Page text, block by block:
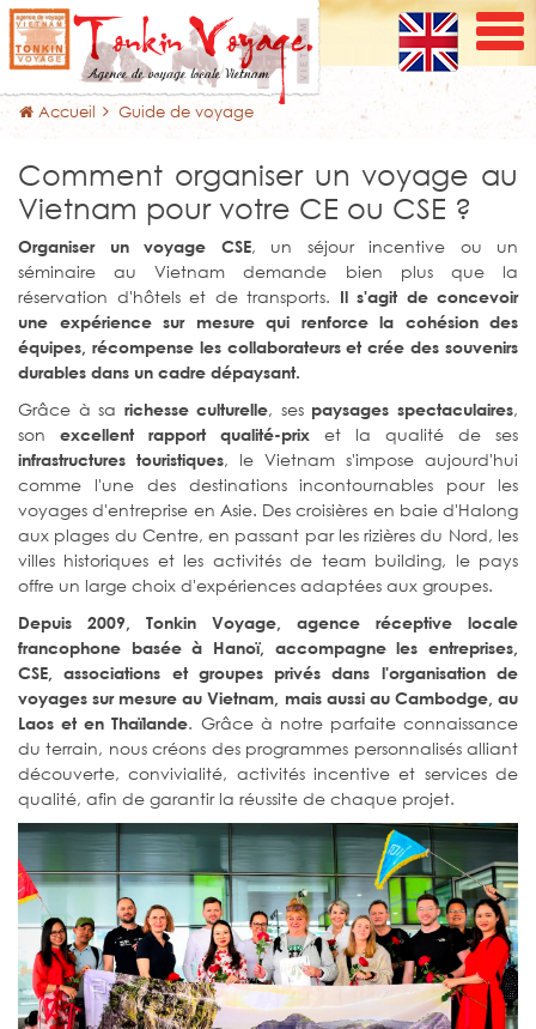
Accueil Guide de voyage
Comment organiser un voyage au
Vietnam pour votre CE ou CSE ?
Organiser un voyage CSE, un séjour incentive ou un
séminaire au Vietnam demande bien plus que la
réservation d'hôtels et de transports. Il s'agit de concevoir
une expérience sur mesure qui renforce la cohésion des
équipes, récompense les collaborateurs et crée des souvenirs
durables dans un cadre dépaysant.
Grâce à sa richesse culturelle, sespaysages spectaculaires,
son excellent rapport qualité-prix et la qualité de ses
infrastructures touristiques, le Vietnam s'impose aujourd'hui
comme l'une des destinations incontournables pour les
voyages d'entreprise en Asie. Des croisières en baie d'Halong
aux plages du Centre, en passant par les rizières du Nord, les
villes historiques et les activités de team building, le pays
offre un large choix d'expériences adaptées aux groupes.
Depuis 2009, Tonkin Voyage, agence réceptive locale
francophone basée à Hanoï, accompagne les entreprises,
CSE, associations et groupes privés dans l'organisation de
voyages sur mesure au Vietnam, mais aussi au Cambodge, au
Laos et en Thaïlande. Grâce à notre parfaite connaissance
du terrain, nous créons des programmes personnalisés alliant
découverte, convivialité, activités incentive et services de
qualité, afin de garantir la réussite de chaque projet.